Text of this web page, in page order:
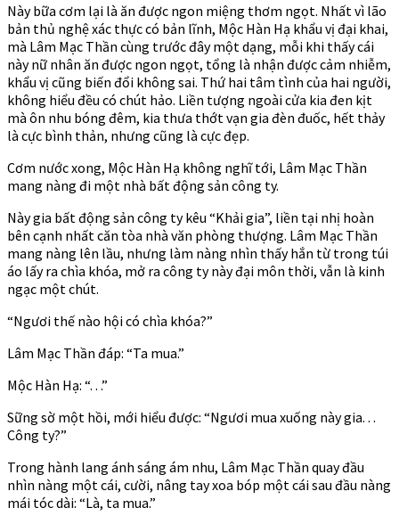
Này bữa cơm lại là ăn được ngon miệng thơm ngọt. Nhất vì lão
bản thủ nghệ xác thực có bản lĩnh, Mộc Hàn Hạ khẩu vị đại khai,
mà Lâm Mạc Thần cùng trước đây một dạng, mỗi khi thấy cái
này nữ nhân ăn được ngon ngọt, tổng là nhận được cảm nhiễm,
khẩu vị cũng biến đổi không sai. Thứ hai tâm tình của hai người,
không hiểu đều có chút hảo. Liền tượng ngoài cửa kia đen kịt
mà ôn nhu bóng đêm, kia thưa thớt vạn gia đèn đuốc, hết thảy
là cực bình thản, nhưng cũng là cực đẹp.
Cơm nước xong, Mộc Hàn Hạ không nghĩ tới, Lâm Mạc Thần
mang nàng đi một nhà bất động sản công ty.
Này gia bất động sản công ty kêu “Khải gia”, liền tại nhị hoàn
bên cạnh nhất căn tòa nhà văn phòng thượng. Lâm Mạc Thần
mang nàng lên lầu, nhưng làm nàng nhìn thấy hắn từ trong túi
áo lấy ra chìa khóa, mở ra công ty này đại môn thời, vẫn là kinh
ngạc một chút.
“Ngươi thế nào hội có chìa khóa?”
Lâm Mạc Thần đáp: “Ta mua.”
Mộc Hàn Hạ: “. . .”
Sững sờ một hồi, mới hiểu được: “Ngươi mua xuống này gia. . .
Công ty?”
Trong hành lang ánh sáng ám nhu, Lâm Mạc Thần quay đầu
nhìn nàng một cái, cười, nâng tay xoa bóp một cái sau đầu nàng
mái tóc dài: “Là, ta mua.”